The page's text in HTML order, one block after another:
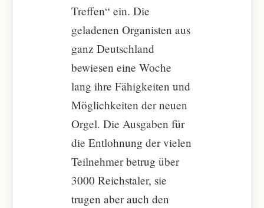
Treffen“ ein. Die
geladenen Organisten aus
ganz Deutschland
bewiesen eine Woche
lang ihre Fähigkeiten und
Möglichkeiten der neuen
Orgel. Die Ausgaben für
die Entlohnung der vielen
Teilnehmer betrug über
3000 Reichstaler, sie
trugen aber auch den